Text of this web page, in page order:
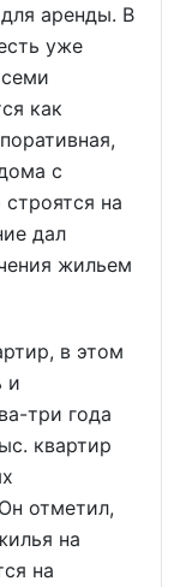
аренды. В
уже
как
с
на
дал
жильем
в этом
и
три года
квартир
отметил,
на
на